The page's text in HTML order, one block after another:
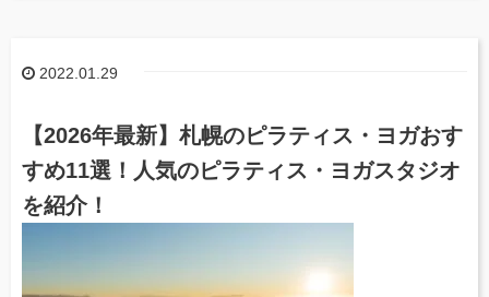
2022.01.29
【2026年最新】札幌のピラティス・ヨガおす
すめ11選！人気のピラティス・ヨガスタジオ
を紹介！